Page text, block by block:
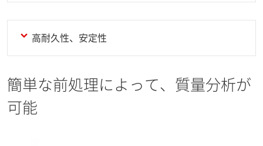
高耐久性、安定性
簡単な前処理によって、質量分析が
可能